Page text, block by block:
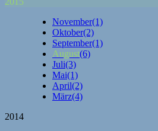
November(1)
Oktober(2)
September(1)
August(6)
Juli(3)
Mai(1)
April(2)
März(4)
2014